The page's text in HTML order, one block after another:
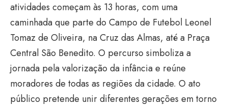
atividades começam às 13 horas, com uma
caminhada que parte do Campo de Futebol Leonel
Tomaz de Oliveira, na Cruz das Almas, até a Praça
Central São Benedito. O percurso simboliza a
jornada pela valorização da infância e reúne
moradores de todas as regiões da cidade. O ato
público pretende unir diferentes gerações em torno